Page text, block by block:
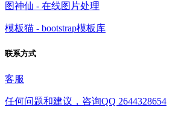
图神仙 - 在线图片处理
模板猫 - bootstrap模板库
联系方式
客服
任何问题和建议，咨询QQ 2644328654